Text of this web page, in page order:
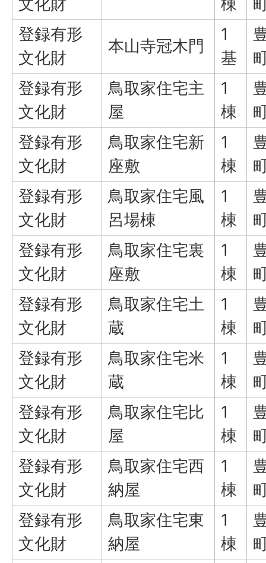
登録有形
文化財
本山寺冠木門
1
基
登録有形
文化財
鳥取家住宅主
屋
1
棟
登録有形
文化財
鳥取家住宅新
座敷
1
棟
登録有形
文化財
鳥取家住宅風
呂場棟
1
棟
登録有形
文化財
鳥取家住宅裏
座敷
1
棟
登録有形
文化財
鳥取家住宅土
蔵
1
棟
登録有形
文化財
鳥取家住宅米
蔵
1
棟
登録有形
文化財
鳥取家住宅比
屋
1
棟
登録有形
文化財
鳥取家住宅西
納屋
1
棟
登録有形
文化財
鳥取家住宅東
納屋
1
棟